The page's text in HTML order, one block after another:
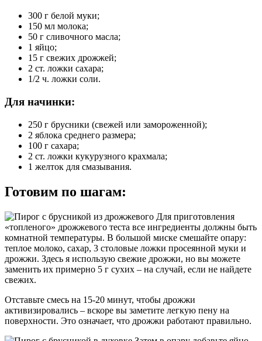
300 г белой муки;
150 мл молока;
50 г сливочного масла;
1 яйцо;
15 г свежих дрожжей;
2 ст. ложки сахара;
1/2 ч. ложки соли.
Для начинки:
250 г брусники (свежей или замороженной);
2 яблока среднего размера;
100 г сахара;
2 ст. ложки кукурузного крахмала;
1 желток для смазывания.
Готовим по шагам:
Для приготовления
«топленого» дрожжевого теста все ингредиенты должны быть
комнатной температуры. В большой миске смешайте опару:
теплое молоко, сахар, 3 столовые ложки просеянной муки и
дрожжи. Здесь я использую свежие дрожжи, но вы можете
заменить их примерно 5 г сухих – на случай, если не найдете
свежих.
Отставьте смесь на 15-20 минут, чтобы дрожжи
активизировались – вскоре вы заметите легкую пену на
поверхности. Это означает, что дрожжи работают правильно.